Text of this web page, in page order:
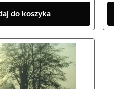
do koszyka